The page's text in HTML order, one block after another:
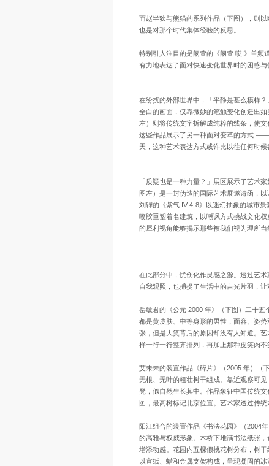
而赵半狄与熊猫的系列作品（下图），则
也是对那个时代集体经验的反思。
特别引人注目的是阚萱的《阚萱 哎!》单频
有力地表达了面对快速变化世界时的困惑
在纷扰的外部世界中，「平静是甚么模样
全白的画面，仅靠微妙的笔触变化创造出
左）则将传统文字拆解成纯粹的线条，使文
这些作品展示了另一种面对变革的方式 ——
天，这种艺术表达方式或许比以往任何时
「质疑也是一种力量？」展区展示了艺术
图左）是一封伪造的国际艺术展邀请函，
刘韡的《紫气 IV 4-8》以迷幻抽象的城市
咬胶重塑着名建筑，以嘲讽方式挑战文化
的犀利视角能够揭示那些被我们视为理所当
在此部分中，忧伤化作灵感之源。透过艺
自我观照，也捕捉了生活中的吉光片羽，让
岳敏君的《公元 2000 年》（下图）二十
都是黄皮肤、中等身形的男性，面容、姿
张，但是大笑背后的原因却没有人知道。
样一行一行整齐排列，再加上那种皮笑肉
艾未未的装置作品《碎片》（2005 年）（
无根、无叶的粗壮树干组成。靠近观察可
凳，似自然生长其中。作品象征中国传统
图，最高树标记北京位置。艺术家透过传
阳江组合的装置作品《书法花园》（2004
的高雅与权威形象。木桥下堆满书法纸张
增添动感。花园内五棵假桃花树分布，树
以宣纸、蜡和金属支架构成，呈现凝固的